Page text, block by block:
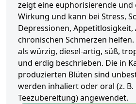
zeigt eine euphorisierende und
Wirkung und kann bei Stress,
Depressionen,
chronischen Schmerzen
als würzig, diesel-artig, süß,
und erdig beschrieben. Die in
produzierten Blüten sind
werden inhaliert oder oral (z. B.
Teezubereitung) angewendet.